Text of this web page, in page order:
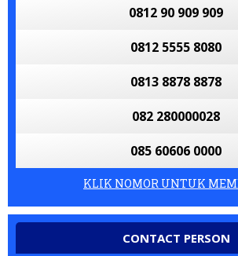
0812 90 909 909
0812 5555 8080
0813 8878 8878
082 280000028
085 60606 0000
KLIK NOMOR UNTUK
CONTACT PERSON